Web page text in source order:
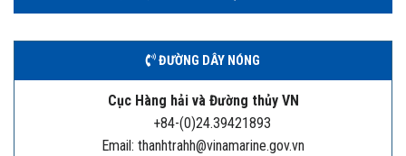
ĐƯỜNG DÂY NÓNG
Cục Hàng hải và Đường thủy VN
+84-(0)24.39421893
Email: thanhtrahh@vinamarine.gov.vn